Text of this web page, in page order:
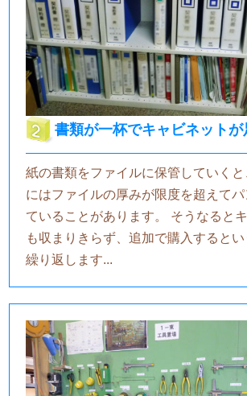
書類が一杯でキャビネットが
紙の書類をファイルに保管していく
にはファイルの厚みが限度を超えて
ていることがあります。 そうなると
も収まりきらず、追加で購入すると
繰り返します...